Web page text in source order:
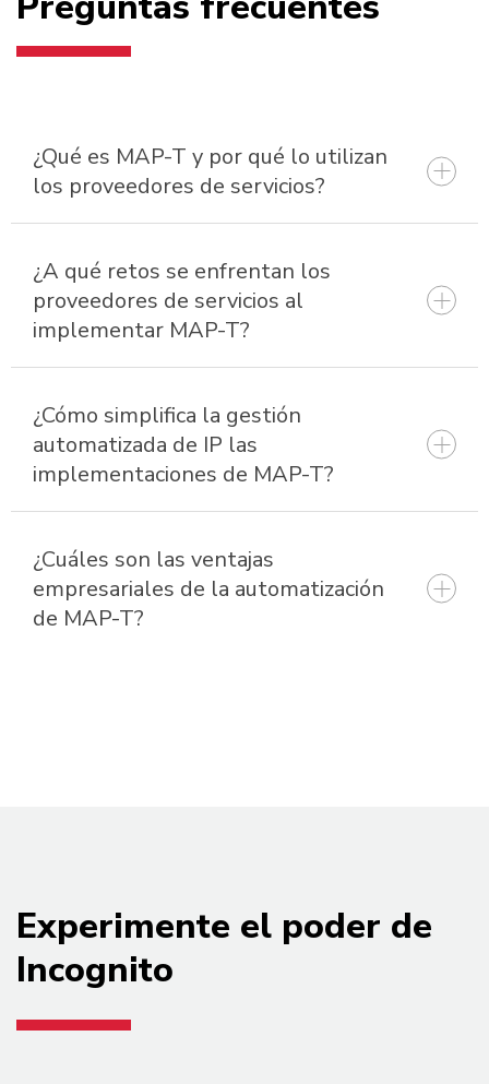
¿Qué es MAP-T y por qué lo utilizan
los proveedores de servicios?
¿A qué retos se enfrentan los
proveedores de servicios al
implementar MAP-T?
¿Cómo simplifica la gestión
automatizada de IP las
implementaciones de MAP-T?
¿Cuáles son las ventajas
empresariales de la automatización
de MAP-T?
Experimente el poder de
Incognito